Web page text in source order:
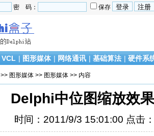
密 码： 保存
VCL | 图形媒体 | 网络通讯 | 基础算法 | 硬件系
>> 图形媒体 >> 图形媒体 >> 内容
Delphi中位图缩放效
时间：2011/9/3 15:01:00 点击